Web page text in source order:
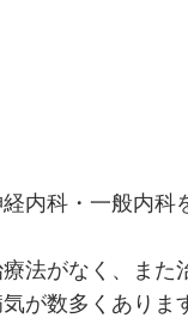
内科・一般内
法がなく、ま
が数多くありま